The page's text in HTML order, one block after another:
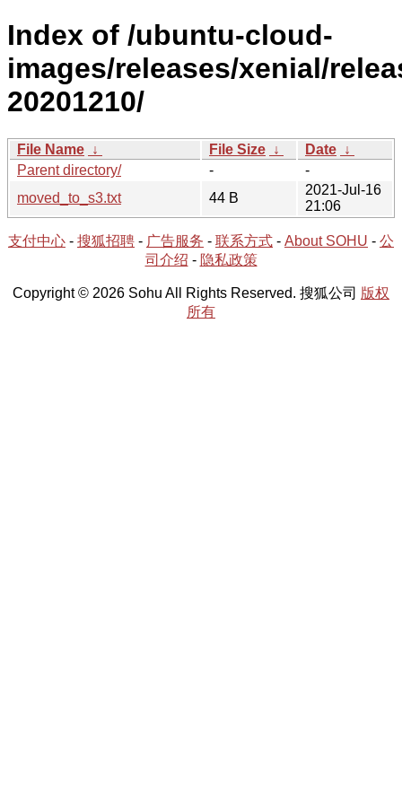
Index of /ubuntu-cloud-
images/releases/xenial/
20201210/
File Name ↓ File Size ↓ Date ↓
Parent directory/
-
-
moved_to_s3.txt
44 B
2021-Jul-16
21:06
支付中心 - 搜狐招聘 - 广告服务 - 联系方式 - About SOHU - 公
司介绍 - 隐私政策
Copyright © 2026 Sohu All Rights Reserved. 搜狐公司 版权
所有